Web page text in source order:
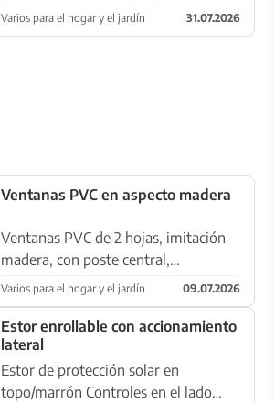
68x139 cm / cada una 100 euros
5ventanas grandes 119 x 139 cm /
Varios para el hogar y el jardín 31.07.2026
Ventanas PVC en aspecto madera
Ventanas PVC de 2 hojas, imitación
madera, con poste central,
mosquitera incorporada y persiana,
usadas, pero como nuevas: aprox.
1950 mm de ancho x 1350 mm de
alto Recoger en Colonia Sant Pere
Varios para el hogar y el jardín 09.07.2026
Estor enrollable con accionamiento
lateral
Estor de protección solar en
topo/marrón Controles en el lado